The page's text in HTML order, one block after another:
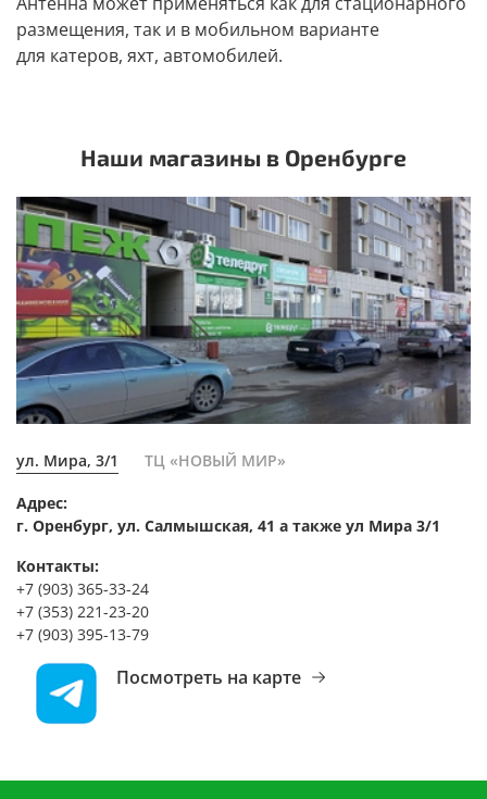
размещения, так и в мобильном варианте
для катеров, яхт, автомобилей.
Наши магазины в Оренбурге
ул. Мира, 3/1 ТЦ «НОВЫЙ МИР»
Адрес:
г. Оренбург, ул. Салмышская, 41 а также ул Мира 3/1
Контакты:
+7 (903) 365-33-24
+7 (353) 221-23-20
+7 (903) 395-13-79
Посмотреть на карте